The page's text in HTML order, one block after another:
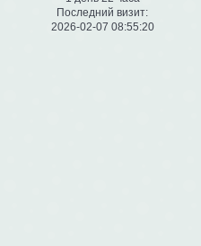
Последний визит:
2026-02-07 08:55:20